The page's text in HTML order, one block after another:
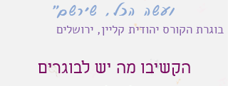
בוגרת הקורס יהודית קליין, ירושלים
ועשה הכל, שירשם״
הקשיבו מה יש לבוגרים